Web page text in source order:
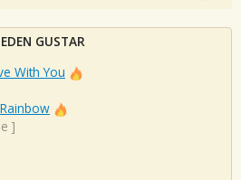
GUSTAR
With You
]